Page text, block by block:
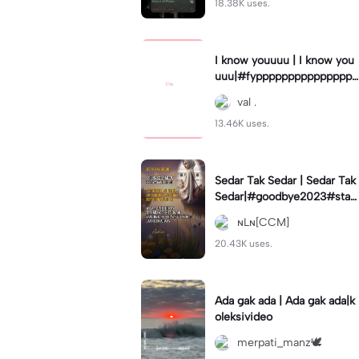
18.38K uses.
I know youuuu | I know you
uuu|#fypppppppppppppppp
pppppppppppp #templatec
ouple #trend
val .
13.46K uses.
Sedar Tak Sedar | Sedar Tak
Sedar|#goodbye2023#stat
usharian #quotestory#leey
ana#newyear
ɴLɴ[CCM]
20.43K uses.
Ada gak ada | Ada gak ada|k
oleksivideo
merpati_manz🕊